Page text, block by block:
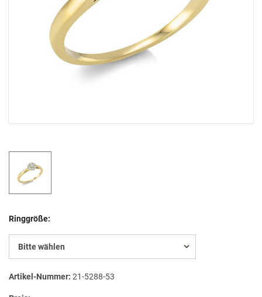
Ringgröße:
Bitte wählen
Artikel-Nummer: 21-5288-53